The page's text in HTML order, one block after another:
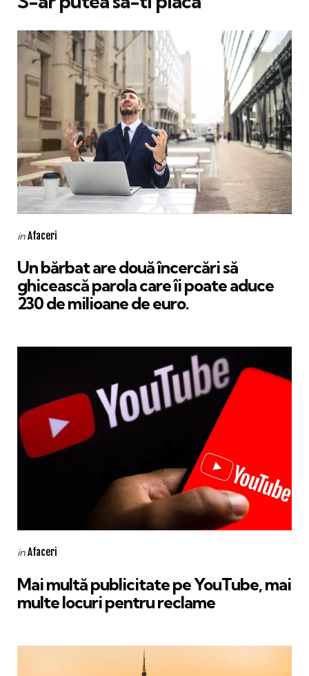
Categories
Posted
inAfaceri
Un bărbat are două încercări să
ghicească parola care îi poate aduce
230 de milioane de euro.
Categories
Posted
inAfaceri
Mai multă publicitate pe YouTube, mai
multe locuri pentru reclame